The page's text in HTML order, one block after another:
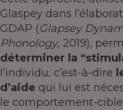
Glaspey dans
GDAP (Glapsey
Phonology, 2019),
déterminer la
l’individu, c’est-à-dire
d’aide qui lui est
le comportement-